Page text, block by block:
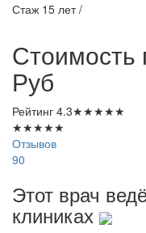
Стаж 15 лет /
Стоимость
Руб
Рейтинг 4.3★★★★★
★★★★★
Отзывов
90
Этот врач
клиниках